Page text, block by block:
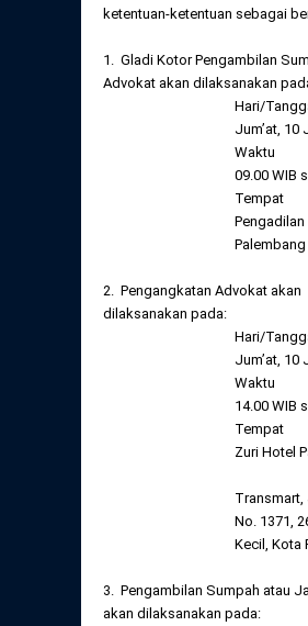
Anggota
ketentuan-ketentuan sebagai
1. Gladi Kotor Pengambilan
Advokat akan dilaksanakan
Hari/
Jum’at, 10
Waktu
09.00 WIB
Palembang
2. Pengangkatan Advokat akan
dilaksanakan pada:
Hari/
Jum’at, 10
Waktu
14.00 WIB
Zuri Hotel
Transmart,
No. 1371,
Kecil, Kota
3. Pengambilan Sumpah atau
akan dilaksanakan pada: